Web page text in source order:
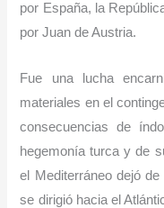
por España, la
por Juan de Austria.
Fue una lucha
materiales en el
consecuencias de
hegemonía turca y de
el Mediterráneo dejó
se dirigió hacia el